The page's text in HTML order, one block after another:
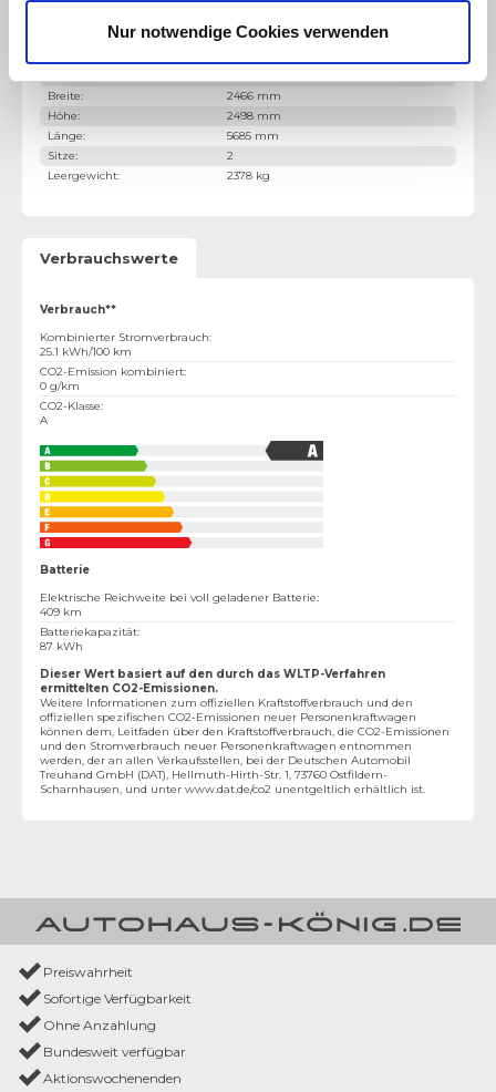
Nur notwendige Cookies verwenden
Breite:
2466 mm
Höhe:
2498 mm
Länge:
5685 mm
Sitze:
2
Leergewicht: 2378 kg
Verbrauchswerte
Verbrauch**
Kombinierter Stromverbrauch:
25.1 kWh/100 km
CO2-Emission kombiniert:
0 g/km
CO2-Klasse:
A
Batterie
Elektrische Reichweite bei voll geladener Batterie:
409 km
Batteriekapazität:
87 kWh
Dieser Wert basiert auf den durch das WLTP-Verfahren
ermittelten CO2-Emissionen.
Weitere Informationen zum offiziellen Kraftstoffverbrauch und den
offiziellen spezifischen CO2-Emissionen neuer Personenkraftwagen
können dem‚ Leitfaden über den Kraftstoffverbrauch, die CO2-Emissionen
und den Stromverbrauch neuer Personenkraftwagen entnommen
werden, der an allen Verkaufsstellen, bei der Deutschen Automobil
Treuhand GmbH (DAT), Hellmuth-Hirth-Str. 1, 73760 Ostfildern-
Scharnhausen, und unter www.dat.de/co2 unentgeltlich erhältlich ist.
Preiswahrheit
Sofortige Verfügbarkeit
Ohne Anzahlung
Bundesweit verfügbar
Aktionswochenenden